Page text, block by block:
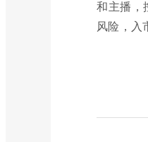
和主播，
风险，入